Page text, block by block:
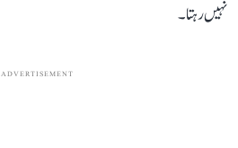
نہیں رہتا۔
ADVERTISEMENT